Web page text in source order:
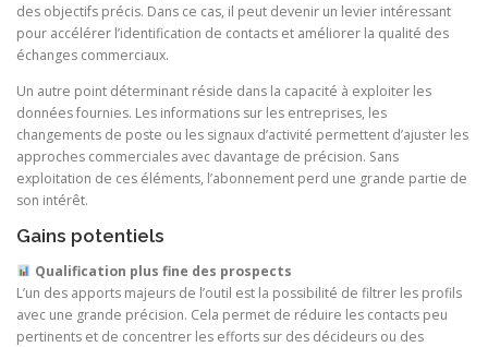
des objectifs précis. Dans ce cas, il peut devenir un levier intéressant
pour accélérer l’identification de contacts et améliorer la qualité des
échanges commerciaux.
Un autre point déterminant réside dans la capacité à exploiter les
données fournies. Les informations sur les entreprises, les
changements de poste ou les signaux d’activité permettent d’ajuster les
approches commerciales avec davantage de précision. Sans
exploitation de ces éléments, l’abonnement perd une grande partie de
son intérêt.
Gains potentiels
Qualification plus fine des prospects
L’un des apports majeurs de l’outil est la possibilité de filtrer les profils
avec une grande précision. Cela permet de réduire les contacts peu
pertinents et de concentrer les efforts sur des décideurs ou des